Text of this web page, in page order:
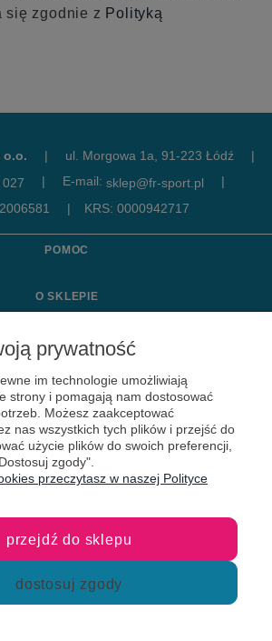
się zgodnie z Polityką
o.o. | ul. Morgowa 1a, 91-223 Łódź
|
| E-mail: sklep@fr-sport.pl
|
| KRS: 0000942717
POMOC
O SKLEPIE
MOJE KONTO
KONTAKT
prywatność
im technologie umożliwiają
strony i pomagają nam dostosować
Możesz zaakceptować
nas wszystkich tych plików i przejść do
użycie plików do swoich preferencji,
zgody".
przeczytasz w naszej Polityce
przejdź do sklepu
dostosuj zgody